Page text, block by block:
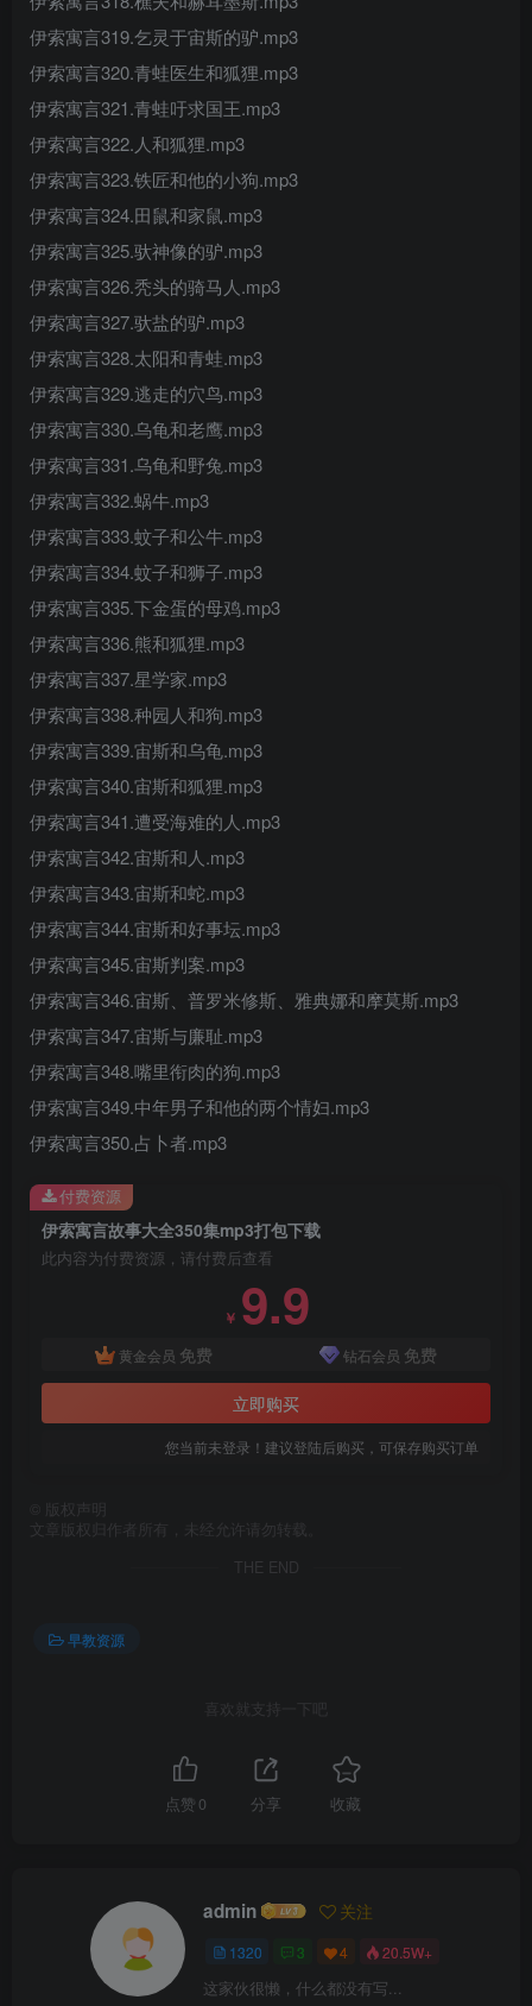
伊索寓言319.乞灵于宙斯的驴.mp3
伊索寓言320.青蛙医生和狐狸.mp3
伊索寓言321.青蛙吁求国王.mp3
伊索寓言322.人和狐狸.mp3
伊索寓言323.铁匠和他的小狗.mp3
伊索寓言324.田鼠和家鼠.mp3
伊索寓言325.驮神像的驴.mp3
伊索寓言326.秃头的骑马人.mp3
伊索寓言327.驮盐的驴.mp3
伊索寓言328.太阳和青蛙.mp3
伊索寓言329.逃走的穴鸟.mp3
伊索寓言330.乌龟和老鹰.mp3
伊索寓言331.乌龟和野兔.mp3
伊索寓言332.蜗牛.mp3
伊索寓言333.蚊子和公牛.mp3
伊索寓言334.蚊子和狮子.mp3
伊索寓言335.下金蛋的母鸡.mp3
伊索寓言336.熊和狐狸.mp3
伊索寓言337.星学家.mp3
伊索寓言338.种园人和狗.mp3
伊索寓言339.宙斯和乌龟.mp3
伊索寓言340.宙斯和狐狸.mp3
伊索寓言341.遭受海难的人.mp3
伊索寓言342.宙斯和人.mp3
伊索寓言343.宙斯和蛇.mp3
伊索寓言344.宙斯和好事坛.mp3
伊索寓言345.宙斯判案.mp3
伊索寓言346.宙斯、普罗米修斯、雅典娜和摩莫斯.mp3
伊索寓言347.宙斯与廉耻.mp3
伊索寓言348.嘴里衔肉的狗.mp3
伊索寓言349.中年男子和他的两个情妇.mp3
伊索寓言350.占卜者.mp3
伊索寓言故事大全350集mp3打包下载
此内容为付费资源，请付费后查看
￥ 9.9
黄金会员 免费 钻石会员 免费
立即购买
您当前未登录！建议登陆后购买，可保存购买订单
付费资源
版权声明
文章版权归作者所有，未经允许请勿转载。
THE END
早教资源
喜欢就支持一下吧
点赞 0 分享 收藏
admin 关注
1320 3 4 20.5W+
这家伙很懒，什么都没有写...